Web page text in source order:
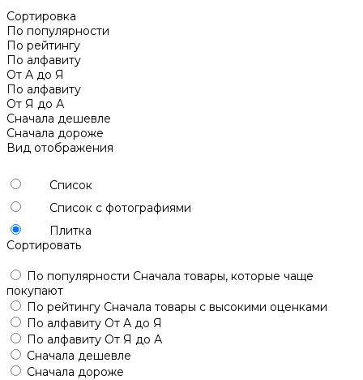
Сортировка
По популярности
По рейтингу
По алфавиту
От А до Я
По алфавиту
От Я до А
Сначала дешевле
Сначала дороже
Вид отображения
Список
Список с фотографиями
Плитка
Сортировать
По популярности Сначала товары, которые чаще
покупают
По рейтингу Сначала товары с высокими оценками
По алфавиту От А до Я
По алфавиту От Я до А
Сначала дешевле
Сначала дороже